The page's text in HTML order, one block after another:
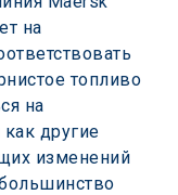
на
топливо
на
другие
изменений